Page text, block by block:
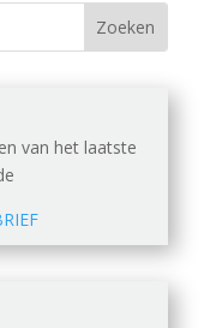
van het laatste